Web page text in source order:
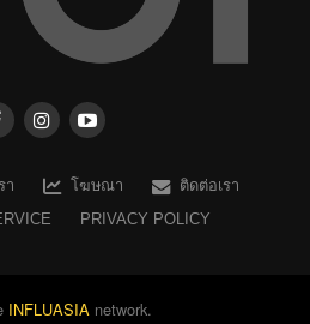
า โฆษณา
ติดต่อเรา
PRIVACY POLICY
INFLUASIA network.